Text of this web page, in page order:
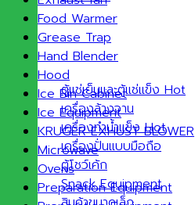
ตู้แช่เย็นและตู้แช่แข็ง
เครื่องล้างจาน
เครื่องทำน้ำแข็ง
เครื่องปั่นแบบมือถือ
ตู้โชว์เค้ก
Snack Equipment
Food Warmer
Grease Trap
Hand Blender
Hood
Ice Bin Cabinet
Ice Equipment
KRUGER EXHUST BLOWER
Microwave
Ovens
Preparation Equipment